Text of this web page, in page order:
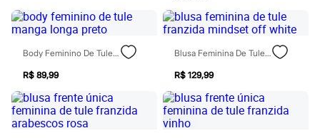
Sombras
Al Wataniah
Banderas
Beleza C&A
Boca Rosa
Bruna Tavares
Ciclo
Fran by Franciny Ehlke
Jean Paul Gaultier
Body Feminino De Tule Manga Longa Preto
R$ 89,99
Blusa Feminina De Tule Franzida Mindset Off White
R$ 129,99